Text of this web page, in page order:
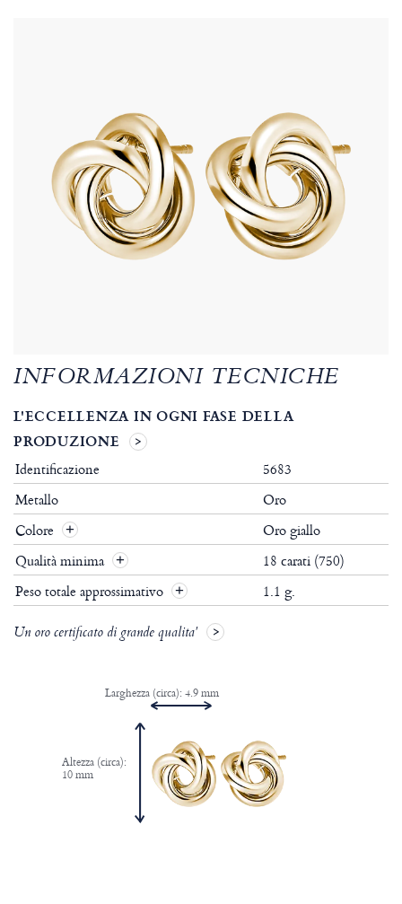
INFORMAZIONI TECNICHE
L'ECCELLENZA IN OGNI FASE DELLA
PRODUZIONE
Identificazione
5683
Metallo
Oro
Colore
Oro giallo
Qualità minima
18 carati (750)
Peso totale approssimativo
1.1 g.
Un oro certificato di grande qualita'
Altezza (circa):
10 mm
Larghezza (circa): 4.9 mm